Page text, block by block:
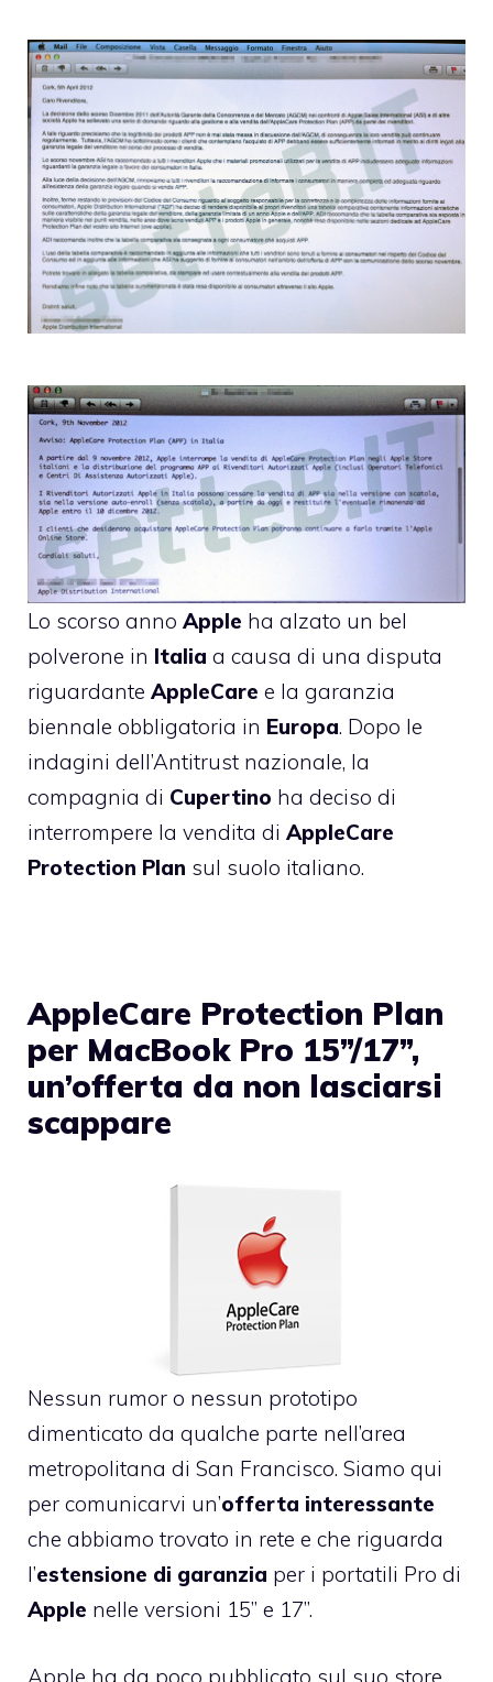
Lo scorso anno Apple ha alzato un bel
polverone in Italia a causa di una disputa
riguardante AppleCare e la garanzia
biennale obbligatoria in Europa. Dopo le
indagini dell’Antitrust nazionale, la
compagnia di Cupertino ha deciso di
interrompere la vendita di AppleCare
Protection Plan sul suolo italiano.
AppleCare Protection Plan
per MacBook Pro 15”/17”,
un’offerta da non lasciarsi
scappare
Nessun rumor o nessun prototipo
dimenticato da qualche parte nell’area
metropolitana di San Francisco. Siamo qui
per comunicarvi un’offerta interessante
che abbiamo trovato in rete e che riguarda
l’estensione di garanzia per i portatili Pro di
Apple nelle versioni 15” e 17”.
Apple ha da poco pubblicato sul suo store